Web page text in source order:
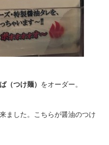
（つけ麺） をオーダー。
ました。こちらが醤油のつけ